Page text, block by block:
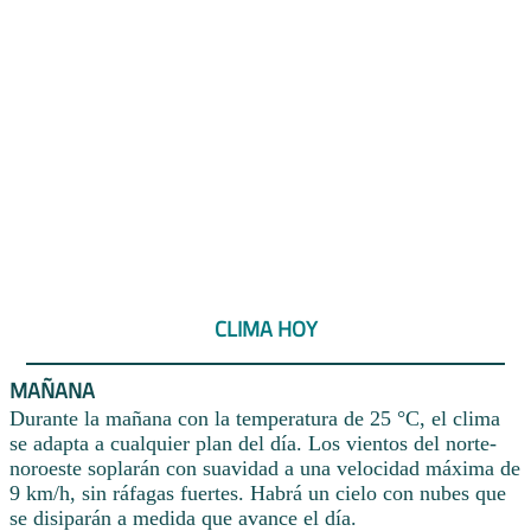
CLIMA HOY
MAÑANA
Durante la mañana con la temperatura de 25 °C, el clima
se adapta a cualquier plan del día. Los vientos del norte-
noroeste soplarán con suavidad a una velocidad máxima de
9 km/h, sin ráfagas fuertes. Habrá un cielo con nubes que
se disiparán a medida que avance el día.